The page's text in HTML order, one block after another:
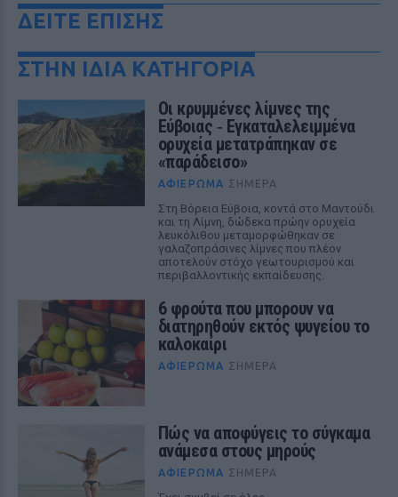
ΔΕΙΤΕ ΕΠΙΣΗΣ
ΣΤΗΝ ΙΔΙΑ ΚΑΤΗΓΟΡΙΑ
Οι κρυμμένες λίμνες της
Εύβοιας ‑ Εγκαταλελειμμένα
ορυχεία μετατράπηκαν σε
«παράδεισο»
ΑΦΙΈΡΩΜΑ ΣΉΜΕΡΑ
Στη Βόρεια Εύβοια, κοντά στο Μαντούδι
και τη Λίμνη, δώδεκα πρώην ορυχεία
λευκόλιθου μεταμορφώθηκαν σε
γαλαζοπράσινες λίμνες που πλέον
αποτελούν στόχο γεωτουρισμού και
περιβαλλοντικής εκπαίδευσης.
6 φρούτα που μπορουν να
διατηρηθούν εκτός ψυγείου το
καλοκαίρι
ΑΦΙΈΡΩΜΑ ΣΉΜΕΡΑ
Πώς να αποφύγεις το σύγκαμα
ανάμεσα στους μηρούς
ΑΦΙΈΡΩΜΑ ΣΉΜΕΡΑ